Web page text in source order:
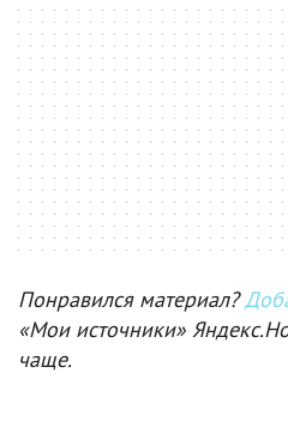
Понравился материал?
«Мои источники»
чаще.